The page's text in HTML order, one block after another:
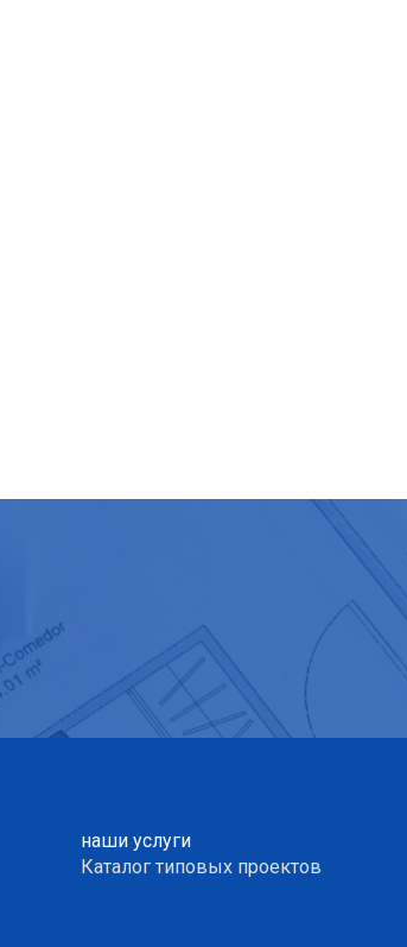
наши услуги
Каталог типовых проектов